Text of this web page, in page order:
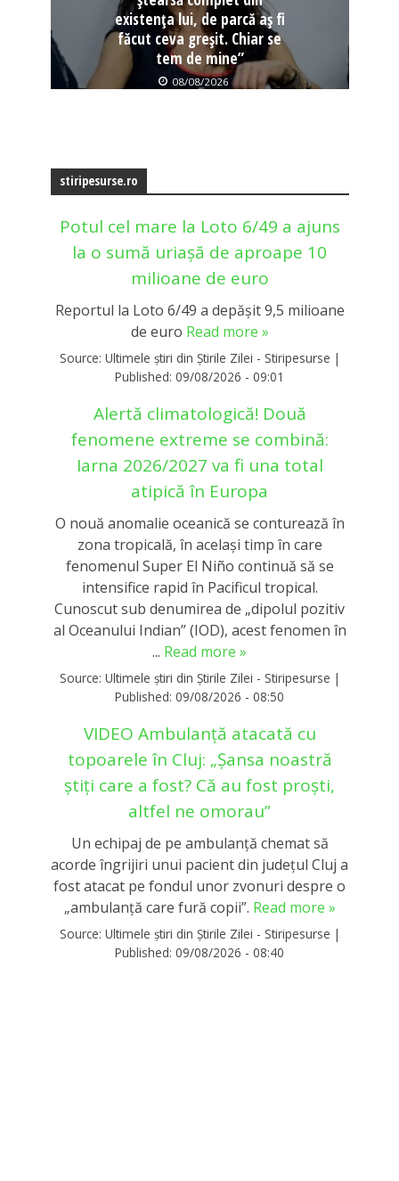
existența lui, de parcă aș fi
făcut ceva greșit. Chiar se
tem de mine”
08/08/2026
stiripesurse.ro
Potul cel mare la Loto 6/49 a ajuns
la o sumă uriașă de aproape 10
milioane de euro
Reportul la Loto 6/49 a depășit 9,5 milioane
de euro Read more »
Source: Ultimele știri din Știrile Zilei - Stiripesurse |
Published: 09/08/2026 - 09:01
Alertă climatologică! Două
fenomene extreme se combină:
Iarna 2026/2027 va fi una total
atipică în Europa
O nouă anomalie oceanică se conturează în
zona tropicală, în același timp în care
fenomenul Super El Niño continuă să se
intensifice rapid în Pacificul tropical.
Cunoscut sub denumirea de „dipolul pozitiv
al Oceanului Indian” (IOD), acest fenomen în
... Read more »
Source: Ultimele știri din Știrile Zilei - Stiripesurse |
Published: 09/08/2026 - 08:50
VIDEO Ambulanță atacată cu
topoarele în Cluj: „Șansa noastră
știți care a fost? Că au fost proști,
altfel ne omorau”
Un echipaj de pe ambulanță chemat să
acorde îngrijiri unui pacient din județul Cluj a
fost atacat pe fondul unor zvonuri despre o
„ambulanţă care fură copii”. Read more »
Source: Ultimele știri din Știrile Zilei - Stiripesurse |
Published: 09/08/2026 - 08:40